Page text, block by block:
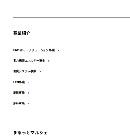
事業紹介
FAロボットソリューション事業 >
電力機器エネルギー事業 >
環境システム事業 >
LED事業 >
新規事業 >
海外事業 >
まるっとマルシェ